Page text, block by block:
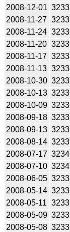
2008-12-01 3233
2008-11-27 3233
2008-11-24 3233
2008-11-20 3233
2008-11-17 3233
2008-11-13 3233
2008-10-30 3233
2008-10-13 3233
2008-10-09 3233
2008-09-18 3233
2008-09-13 3233
2008-08-14 3233
2008-07-17 3234
2008-07-10 3234
2008-06-05 3233
2008-05-14 3233
2008-05-11 3233
2008-05-09 3233
2008-05-08 3233